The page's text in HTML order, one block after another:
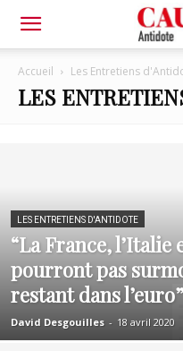
Antidote
Accueil Les Entretiens
LES
LES ENTRETIENS D'ANTIDOTE
“La France, l’Italie
pourront pas
restant dans l’euro”
David Desgouilles - 18 avril 2020